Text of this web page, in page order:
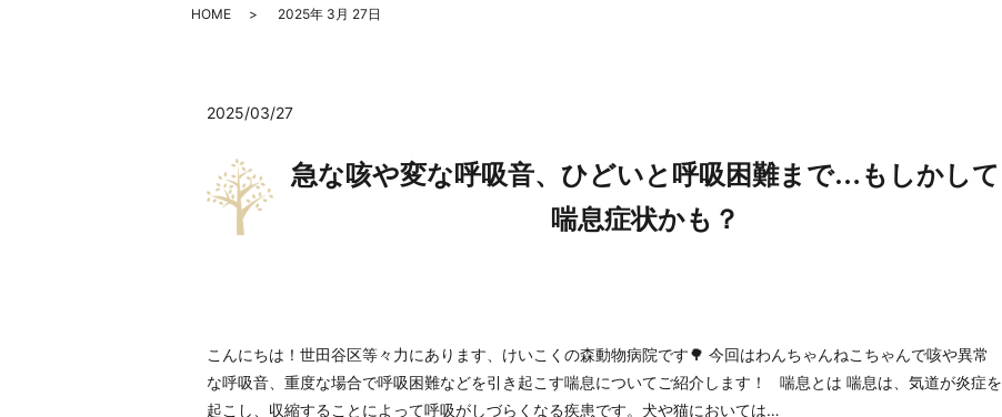
HOME 2025年 3月 27日
2025/03/27
急な咳や変な呼吸音、ひどいと呼吸困難まで…もしかして
喘息症状かも？
こんにちは！世田谷区等々力にあります、けいこくの森動物病院です🌳 今回はわんちゃんねこちゃんで咳や異常
な呼吸音、重度な場合で呼吸困難などを引き起こす喘息についてご紹介します！ 喘息とは 喘息は、気道が炎症を
起こし、収縮することによって呼吸がしづらくなる疾患です。犬や猫においては…